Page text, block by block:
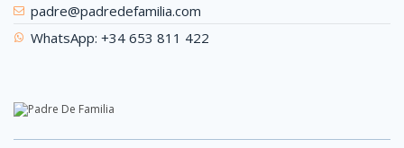
padre@padredefamilia.com
WhatsApp: +34 653 811 422